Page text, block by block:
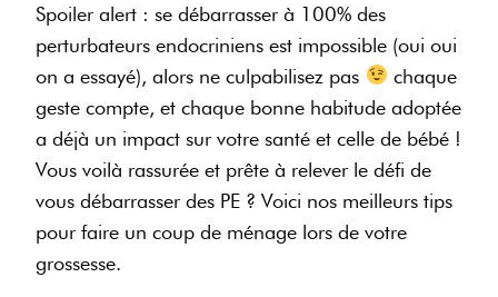
Spoiler alert : se débarrasser à 100% des
perturbateurs endocriniens est impossible (oui oui
on a essayé), alors ne culpabilisez pas
chaque
geste compte, et chaque bonne habitude adoptée
a déjà un impact sur votre santé et celle de bébé !
Vous voilà rassurée et prête à relever le défi de
vous débarrasser des PE ? Voici nos meilleurs tips
pour faire un coup de ménage lors de votre
grossesse.